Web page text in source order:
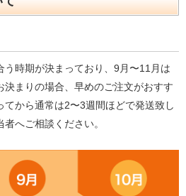
う時期が決まっており、9月〜11月は
決まりの場合、早めのご注文がおすす
から通常は2〜3週間ほどで発送致し
へご相談ください。